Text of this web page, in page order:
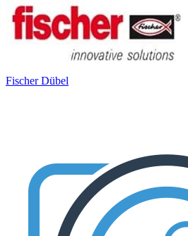
Fischer Dübel